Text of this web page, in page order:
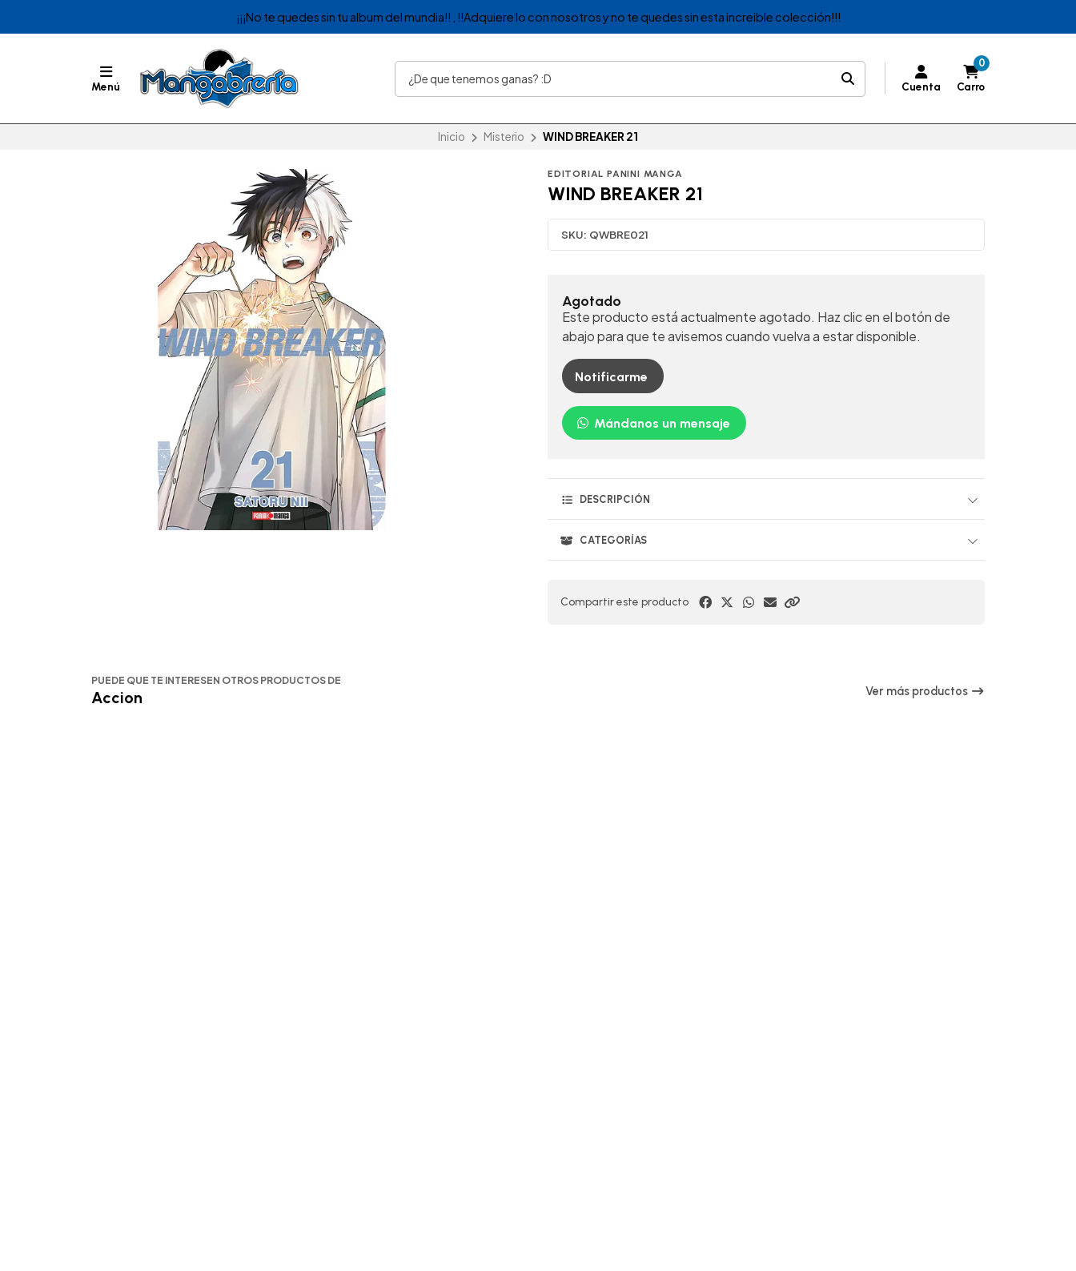
¡¡¡No te quedes sin tu album del mundia!! , !!Adquiere lo con nosotros y no te quedes sin esta increible colección!!!
Menú Cuenta
0
Carro
Inicio Misterio WIND BREAKER 21
EDITORIAL PANINI MANGA
WIND BREAKER 21
SKU: QWBRE021
Agotado
Este producto está actualmente agotado. Haz clic en el botón de
abajo para que te avisemos cuando vuelva a estar disponible.
Notificarme
Mándanos un mensaje
DESCRIPCIÓN
CATEGORÍAS
Compartir este producto
PUEDE QUE TE INTERESEN OTROS PRODUCTOS DE
Accion Ver más productos